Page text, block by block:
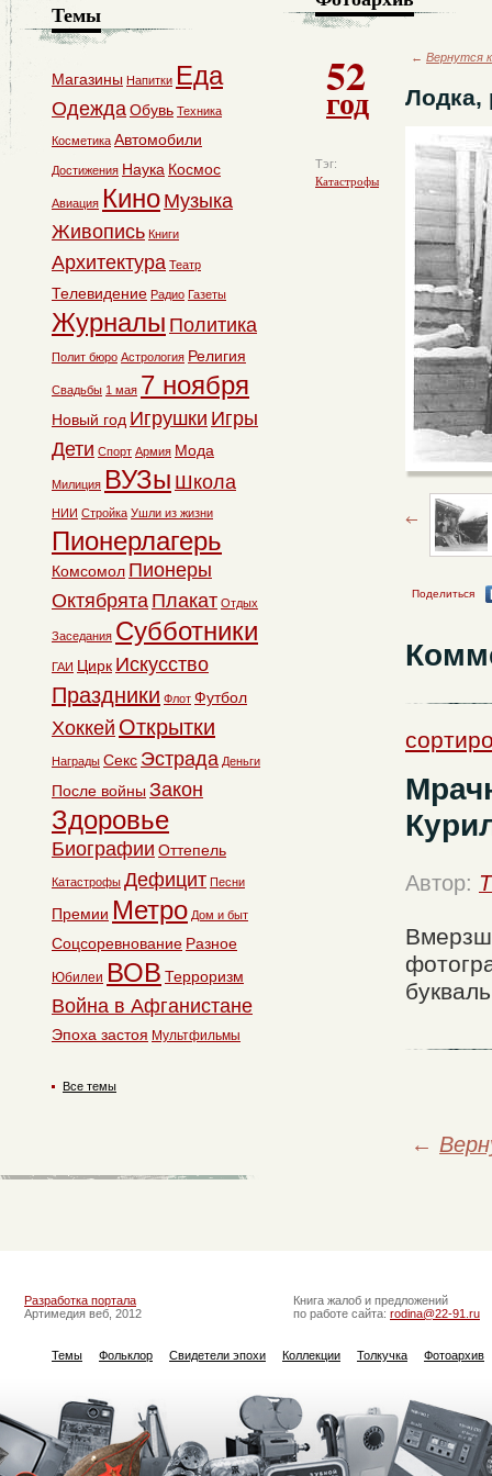
52
год
Тэг:
Катастрофы
← Вернутся
Лодка,
Поделиться
Автор:
←
Темы
Магазины Напитки Еда
ОдеждаОбувь Техника
Косметика Автомобили
Достижения Наука Космос
Авиация Кино Музыка
Живопись Книги
Архитектура Театр
Телевидение Радио Газеты
Журналы Политика
Полит бюро Астрология Религия
Свадьбы 1 мая 7 ноября
Новый год Игрушки Игры
Дети Спорт Армия Мода
Милиция ВУЗы Школа
НИИ Стройка Ушли из жизни
Пионерлагерь
Комсомол Пионеры
Октябрята Плакат Отдых
Заседания Субботники
ГАИ Цирк Искусство
Праздники Флот Футбол
Хоккей Открытки
Награды Секс Эстрада Деньги
После войны Закон
Здоровье
Биографии Оттепель
Катастрофы Дефицит Песни
Премии Метро Дом и быт
Соцсоревнование Разное
Юбилеи ВОВ Терроризм
Война в Афганистане
Эпоха застоя Мультфильмы
Все темы
Разработка портала
Артимедия веб, 2012
Книга жалоб и предложений
по работе сайта: rodina@22-91.ru
Темы Фольклор Свидетели эпохи Коллекции Толкучка Фотоархив